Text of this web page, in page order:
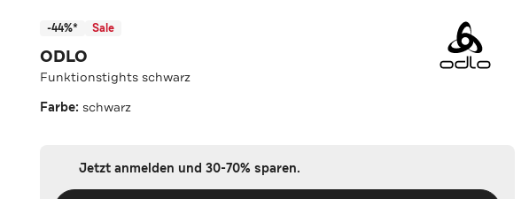
-44%* Sale
ODLO
Funktionstights schwarz
Farbe: schwarz
Jetzt anmelden und 30-70% sparen.